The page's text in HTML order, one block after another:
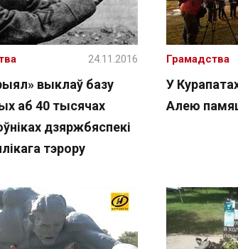
выклаў базу
аб 40 тысячах
дзяржбяспекі
тэрору
24.11.2016
У
Алею
Грамадства